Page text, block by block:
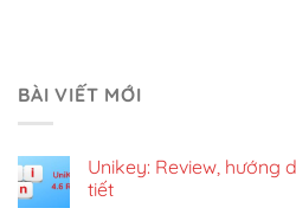
BÀI VIẾT MỚI
Unikey: Review, hướng
tiết